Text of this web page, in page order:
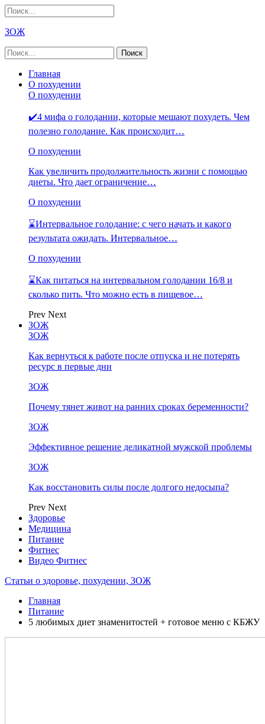
ЗОЖ
Главная
О похудении
О похудении
✔️4 мифа о голодании, которые мешают похудеть. Чем
полезно голодание. Как происходит…
О похудении
Как увеличить продолжительность жизни с помощью
диеты. Что дает ограничение…
О похудении
⌛Интервальное голодание: с чего начать и какого
результата ожидать. Интервальное…
О похудении
⌛Как питаться на интервальном голодании 16/8 и
сколько пить. Что можно есть в пищевое…
Prev Next
ЗОЖ
ЗОЖ
Как вернуться к работе после отпуска и не потерять
ресурс в первые дни
ЗОЖ
Почему тянет живот на ранних сроках беременности?
ЗОЖ
Эффективное решение деликатной мужской проблемы
ЗОЖ
Как восстановить силы после долгого недосыпа?
Prev Next
Здоровье
Медицина
Питание
Фитнес
Видео Фитнес
Статьи о здоровье, похудении, ЗОЖ
Главная
Питание
5 любимых диет знаменитостей + готовое меню с КБЖУ